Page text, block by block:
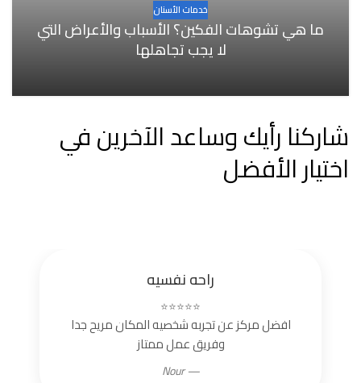
خدمات الأسنان
ما هي تشوهات الفكين؟ الأسباب والأعراض التي
لا يجب تجاهلها
شاركنا رأيك وساعد الآخرين في
اختيار الأفضل
راحه نفسيه
⭐⭐⭐⭐⭐
افضل مركز عن تجربه شخصيه المكان مريح جدا
وفريق عمل ممتاز
— Nour